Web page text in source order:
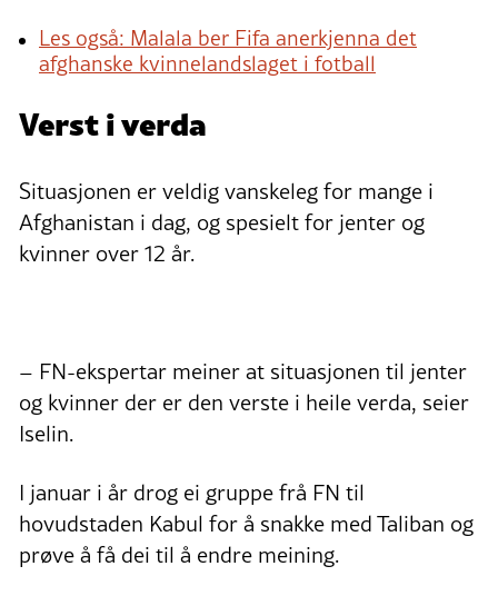
Les også: Malala ber Fifa anerkjenna det
afghanske kvinnelandslaget i fotball
Verst i verda
Situasjonen er veldig vanskeleg for mange i
Afghanistan i dag, og spesielt for jenter og
kvinner over 12 år.
– FN-ekspertar meiner at situasjonen til jenter
og kvinner der er den verste i heile verda, seier
Iselin.
I januar i år drog ei gruppe frå FN til
hovudstaden Kabul for å snakke med Taliban og
prøve å få dei til å endre meining.